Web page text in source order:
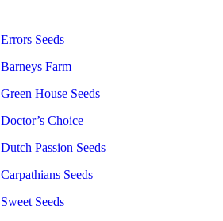
Errors Seeds
Barneys Farm
Green House Seeds
Doctor’s Choice
Dutch Passion Seeds
Carpathians Seeds
Sweet Seeds